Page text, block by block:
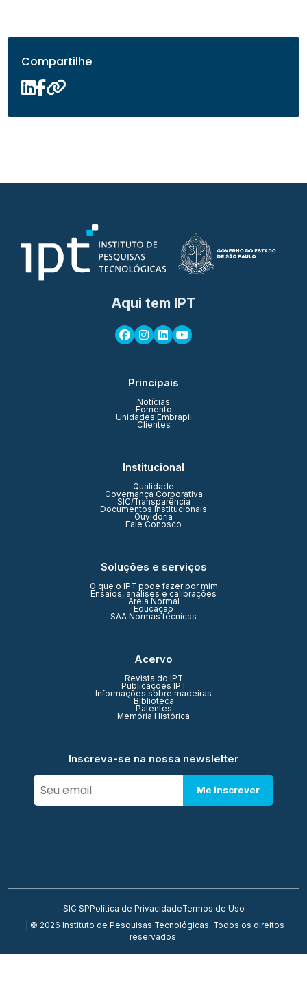
Compartilhe
Aqui tem IPT
Principais
Notícias
Fomento
Unidades Embrapii
Clientes
Institucional
Qualidade
Governança Corporativa
SIC/Transparência
Documentos Institucionais
Ouvidoria
Fale Conosco
Soluções e serviços
O que o IPT pode fazer por mim
Ensaios, análises e calibrações
Areia Normal
Educação
SAA Normas técnicas
Acervo
Revista do IPT
Publicações IPT
Informações sobre madeiras
Biblioteca
Patentes
Memória Histórica
Inscreva-se na nossa newsletter
Me inscrever
SIC SP Política de PrivacidadeTermos de Uso
| © 2026 Instituto de Pesquisas Tecnológicas. Todos os direitos
reservados.